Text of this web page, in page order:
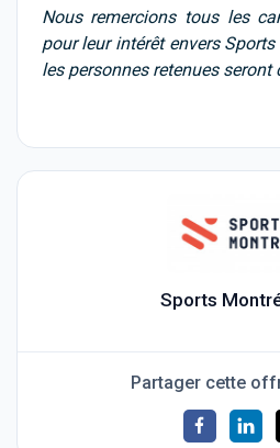
Nous remercions tous les
pour leur intérêt envers
les personnes retenues seront
Sports
Partager cette